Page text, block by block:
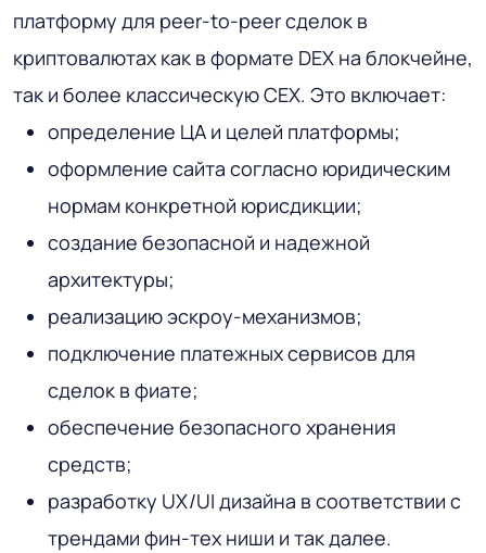
платформу для peer-to-peer сделок в
криптовалютах как в формате DEX на блокчейне,
так и более классическую CEX. Это включает:
определение ЦА и целей платформы;
оформление сайта согласно юридическим
нормам конкретной юрисдикции;
создание безопасной и надежной
архитектуры;
реализацию эскроу-механизмов;
подключение платежных сервисов для
сделок в фиате;
обеспечение безопасного хранения
средств;
разработку UX/UI дизайна в соответствии с
трендами фин-тех ниши и так далее.